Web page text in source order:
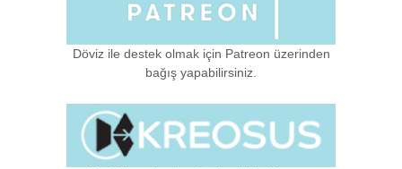
Döviz ile destek olmak için Patreon üzerinden
bağış yapabilirsiniz.